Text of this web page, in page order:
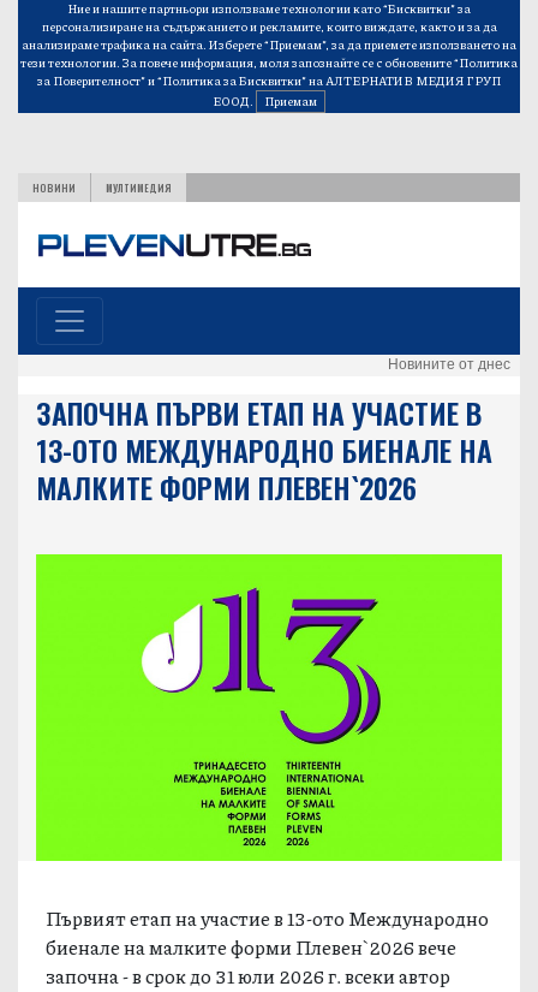
Ние и нашите партньори използваме технологии като “Бисквитки” за
персонализиране на съдържанието и рекламите, които виждате, както и за да
анализираме трафика на сайта. Изберете “Приемам”, за да приемете използването на
тези технологии. За повече информация, моля запознайте се с обновените“Политика
за Поверителност”и“Политика за Бисквитки”на АЛТЕРНАТИВ МЕДИЯ ГРУП
ЕООД.
Приемам
НОВИНИ МУЛТИМЕДИЯ
Новините от днес
ЗАПОЧНА ПЪРВИ ЕТАП НА УЧАСТИЕ В
13-ОТО МЕЖДУНАРОДНО БИЕНАЛЕ НА
МАЛКИТЕ ФОРМИ ПЛЕВЕН`2026
Първият етап на участие в 13-ото Международно
биенале на малките форми Плевен`2026 вече
започна - в срок до 31 юли 2026 г. всеки автор